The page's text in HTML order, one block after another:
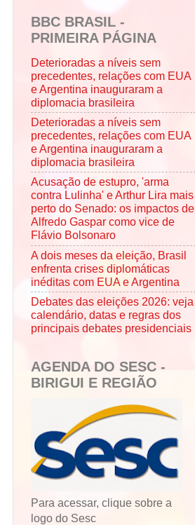
BBC BRASIL -
PRIMEIRA PÁGINA
Deterioradas a níveis sem
precedentes, relações com EUA
e Argentina inauguraram a
diplomacia brasileira
Deterioradas a níveis sem
precedentes, relações com EUA
e Argentina inauguraram a
diplomacia brasileira
Acusação de estupro, 'arma
contra Lulinha' e Arthur Lira mais
perto do Senado: os impactos de
Alfredo Gaspar como vice de
Flávio Bolsonaro
A dois meses da eleição, Brasil
enfrenta crises diplomáticas
inéditas com EUA e Argentina
Debates das eleições 2026: veja
calendário, datas e regras dos
principais debates presidenciais
AGENDA DO SESC -
BIRIGUI E REGIÃO
Para acessar, clique sobre a
logo do Sesc